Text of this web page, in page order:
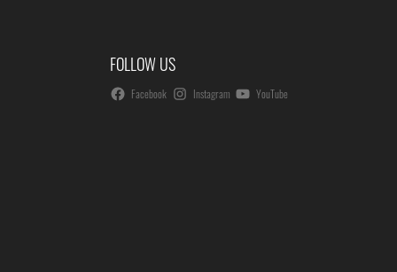
FOLLOW US
Facebook Instagram YouTube